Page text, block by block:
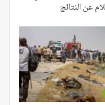
عن النتائج